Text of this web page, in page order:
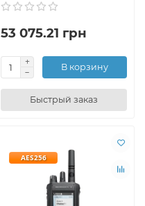
53 075.21 грн
В корзину
Быстрый заказ
AES256